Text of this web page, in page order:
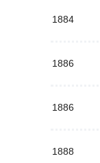
1884
1886
1886
1888